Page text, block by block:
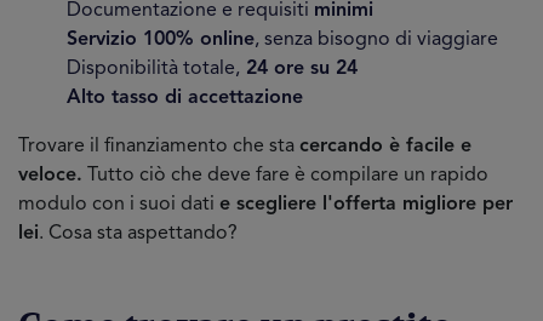
Documentazione e requisiti minimi
Servizio 100% online, senza bisogno di viaggiare
Disponibilità totale, 24 ore su 24
Alto tasso di accettazione
Trovare il finanziamento che sta cercando è facile e
veloce. Tutto ciò che deve fare è compilare un rapido
modulo con i suoi dati e scegliere l'offerta migliore per
lei. Cosa sta aspettando?